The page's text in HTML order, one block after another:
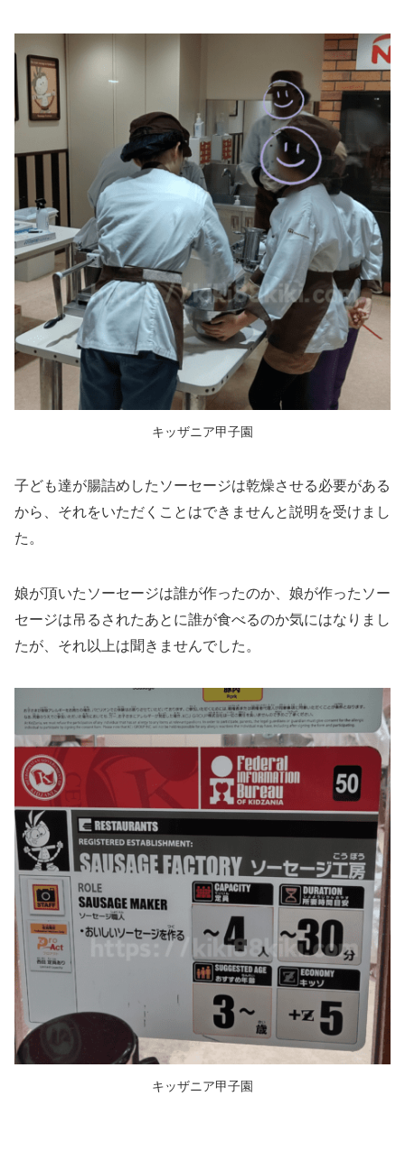
キッザニア甲子園
子ども達が腸詰めしたソーセージは乾燥させる必要がある
から、それをいただくことはできませんと説明を受けまし
た。
娘が頂いたソーセージは誰が作ったのか、娘が作ったソー
セージは吊るされたあとに誰が食べるのか気にはなりまし
たが、それ以上は聞きませんでした。
キッザニア甲子園